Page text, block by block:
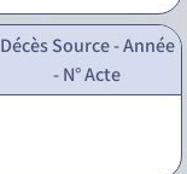
Décès Source - Année
- N° Acte